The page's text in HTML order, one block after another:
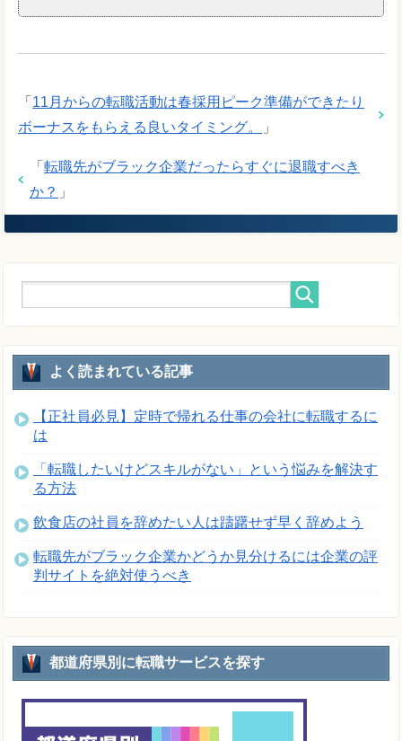
「 11月からの転職活動は春採用ピーク準備ができたり
ボーナスをもらえる良いタイミング。
」
「 転職先がブラック企業だったらすぐに退職すべき
か？ 」
よく読まれている記事
【正社員必見】定時で帰れる仕事の会社に転職するに
は
「転職したいけどスキルがない」という悩みを解決す
る方法
飲食店の社員を辞めたい人は躊躇せず早く辞めよう
転職先がブラック企業かどうか見分けるには企業の評
判サイトを絶対使うべき
都道府県別に転職サービスを探す